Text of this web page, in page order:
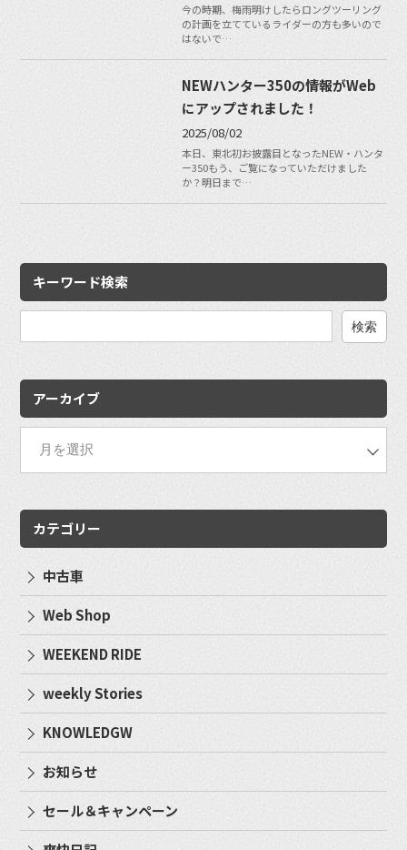
今の時期、梅雨明けしたらロングツーリング
の計画を立てているライダーの方も多いので
はないで…
NEWハンター350の情報がWeb
にアップされました！
2025/08/02
本日、東北初お披露目となったNEW・ハンタ
ー350もう、ご覧になっていただけました
か？明日まで…
キーワード検索
アーカイブ
カテゴリー
中古車
Web Shop
WEEKEND RIDE
weekly Stories
KNOWLEDGW
お知らせ
セール＆キャンペーン